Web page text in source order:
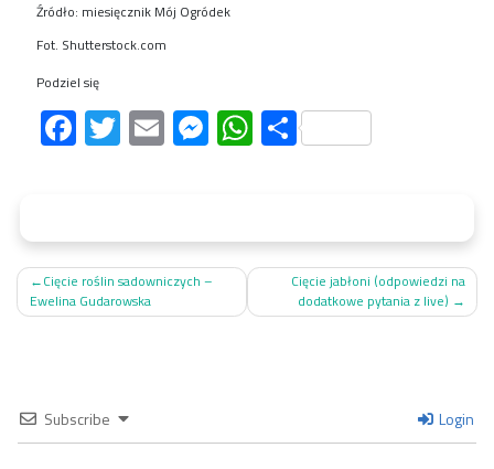
Źródło: miesięcznik Mój Ogródek
Fot. Shutterstock.com
Podziel się
Facebook
Twitter
EmailMessenger
WhatsApp
Share
Nawigacja
wpisu
Cięcie roślin sadowniczych –
Ewelina Gudarowska
Cięcie jabłoni (odpowiedzi na
dodatkowe pytania z live)
Subscribe Login